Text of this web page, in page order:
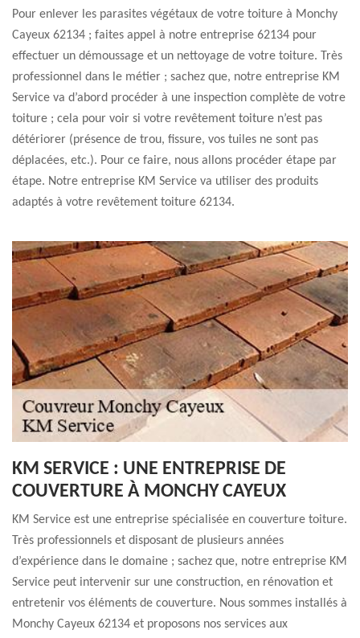
Pour enlever les parasites végétaux de votre toiture à Monchy
Cayeux 62134 ; faites appel à notre entreprise 62134 pour
effectuer un démoussage et un nettoyage de votre toiture. Très
professionnel dans le métier ; sachez que, notre entreprise KM
Service va d’abord procéder à une inspection complète de votre
toiture ; cela pour voir si votre revêtement toiture n’est pas
détériorer (présence de trou, fissure, vos tuiles ne sont pas
déplacées, etc.). Pour ce faire, nous allons procéder étape par
étape. Notre entreprise KM Service va utiliser des produits
adaptés à votre revêtement toiture 62134.
KM SERVICE : UNE ENTREPRISE DE
COUVERTURE À MONCHY CAYEUX
KM Service est une entreprise spécialisée en couverture toiture.
Très professionnels et disposant de plusieurs années
d’expérience dans le domaine ; sachez que, notre entreprise KM
Service peut intervenir sur une construction, en rénovation et
entretenir vos éléments de couverture. Nous sommes installés à
Monchy Cayeux 62134 et proposons nos services aux